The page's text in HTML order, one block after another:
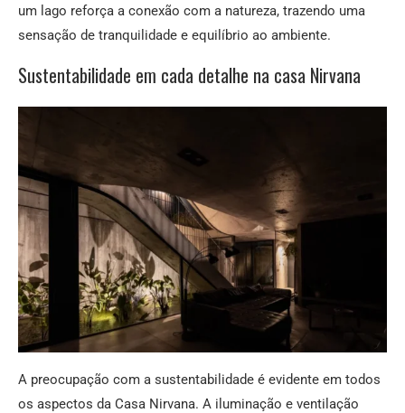
um lago reforça a conexão com a natureza, trazendo uma
sensação de tranquilidade e equilíbrio ao ambiente.
Sustentabilidade em cada detalhe na casa Nirvana
A preocupação com a sustentabilidade é evidente em todos
os aspectos da Casa Nirvana. A iluminação e ventilação